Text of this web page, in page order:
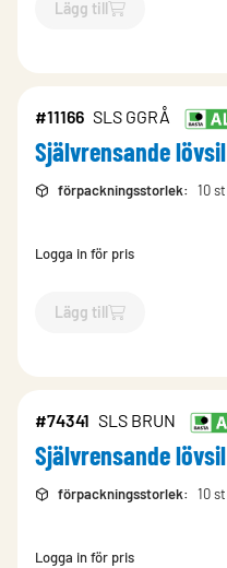
Lägg till
`$Lägg till
#11166 SLS GGRÅ
Självrensande lövsil
förpackningsstorlek: 10 st
Logga in för pris
Lägg till
`$Lägg till
#74341 SLS BRUN
Självrensande lövsil
förpackningsstorlek: 10 st
Logga in för pris